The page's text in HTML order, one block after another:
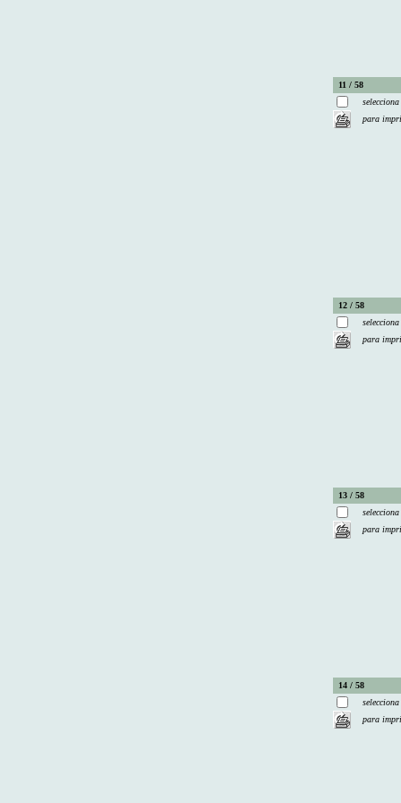
11 / 58
selecciona
para
12 / 58
selecciona
para
13 / 58
selecciona
para
14 / 58
selecciona
para